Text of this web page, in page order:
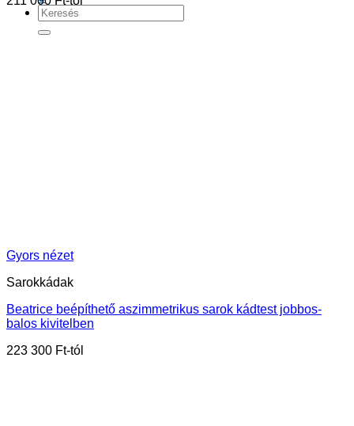
Keresés
a
következőre:
Gyors nézet
Sarokkádak
Beatrice beépíthető aszimmetrikus sarok kádtest jobbos-
balos kivitelben
223 300 Ft